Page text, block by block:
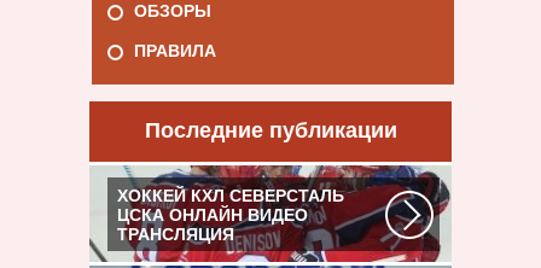
ОБЗОРЫ
ПРАВИЛА
Последние публикации
ХОККЕЙ КХЛ СЕВЕРСТАЛЬ
ЦСКА ОНЛАЙН ВИДЕО
ТРАНСЛЯЦИЯ
Матч: Адмирал - ЦСКА Турнир: